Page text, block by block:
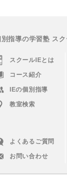
別指導の学習塾 ス
スクールIEとは
コース紹介
IEの個別指導
教室検索
よくあるご質問
お問い合わせ